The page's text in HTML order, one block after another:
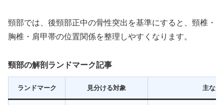
頸部では、後頸部正中の骨性突出を基準にすると、頸椎・
胸椎・肩甲帯の位置関係を整理しやすくなります。
頸部の解剖ランドマーク記事
ランドマーク 見分ける対象 主な用